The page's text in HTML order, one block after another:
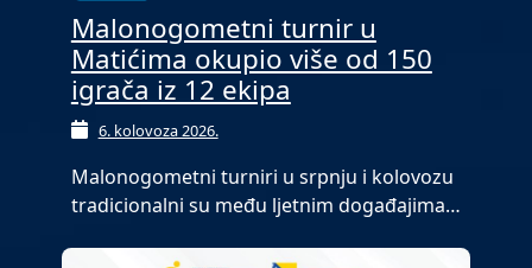
Malonogometni turnir u
Matićima okupio više od 150
igrača iz 12 ekipa
6. kolovoza 2026.
Malonogometni turniri u srpnju i kolovozu
tradicionalni su među ljetnim događajima…